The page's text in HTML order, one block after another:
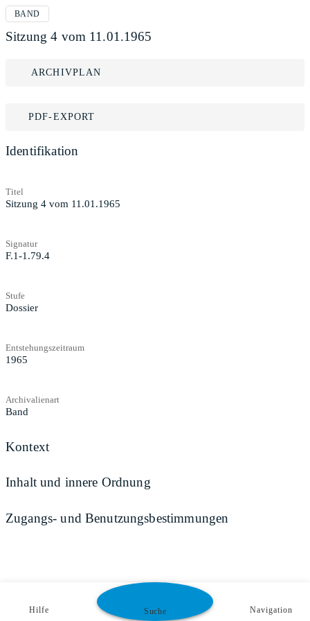
BAND
Sitzung 4 vom 11.01.1965
ARCHIVPLAN
PDF-EXPORT
Identifikation
Titel
Sitzung 4 vom 11.01.1965
Signatur
F.1-1.79.4
Stufe
Dossier
Entstehungszeitraum
1965
Archivalienart
Band
Kontext
Inhalt und innere Ordnung
Zugangs- und Benutzungsbestimmungen
Hilfe Suche Navigation